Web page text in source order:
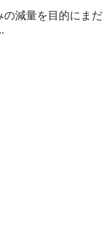
の減量を⽬的にまだ